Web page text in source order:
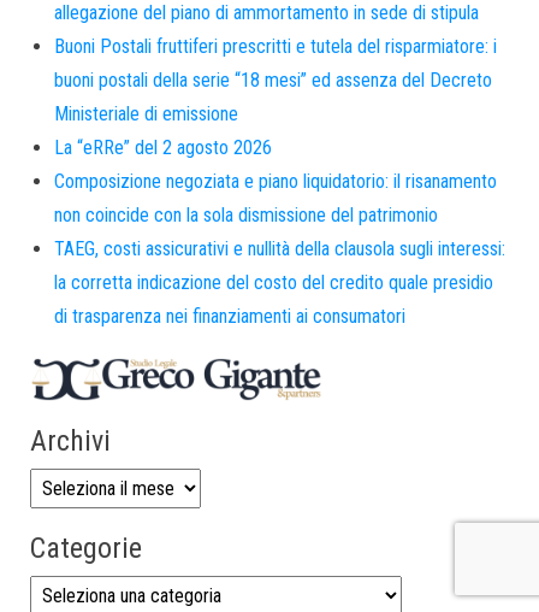
allegazione del piano di ammortamento in sede di stipula
Buoni Postali fruttiferi prescritti e tutela del risparmiatore: i
buoni postali della serie “18 mesi” ed assenza del Decreto
Ministeriale di emissione
La “eRRe” del 2 agosto 2026
Composizione negoziata e piano liquidatorio: il risanamento
non coincide con la sola dismissione del patrimonio
TAEG, costi assicurativi e nullità della clausola sugli interessi:
la corretta indicazione del costo del credito quale presidio
di trasparenza nei finanziamenti ai consumatori
Archivi
Categorie